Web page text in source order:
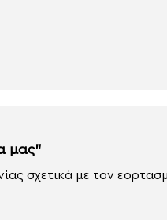
μας”
σχετικά με τον